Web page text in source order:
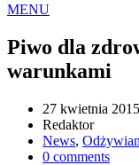
MENU
Piwo dla
warunkami
27 kwietnia 2015
Redaktor
News,
0 comments